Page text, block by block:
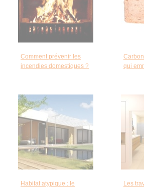
Comment prévenir les
incendies domestiques ?
qui
Habitat atypique : le
Les